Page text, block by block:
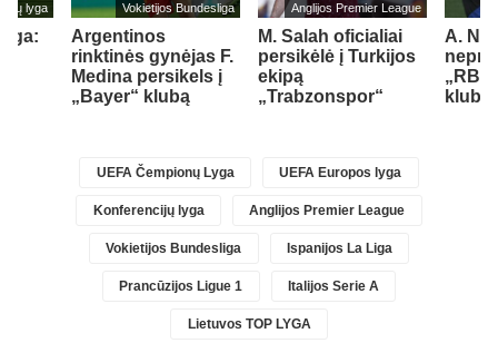
lyga Vokietijos Bundesliga
Argentinos
rinktinės gynėjas F.
Medina persikels į
„Bayer“ klubą
Anglijos Premier League
M. Salah oficialiai
persikėlė į Turkijos
ekipą
„Trabzonspor“
A.
„RB
UEFA Čempionų Lyga UEFA Europos lyga
Konferencijų lyga Anglijos Premier League
Vokietijos Bundesliga Ispanijos La Liga
Prancūzijos Ligue 1 Italijos Serie A
Lietuvos TOP LYGA